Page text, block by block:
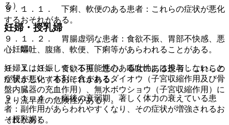
る）。
妊婦・授乳婦
（妊婦）
妊婦又は妊娠している可能性のある女性には投与しないこと
が望ましい（本剤に含まれるダイオウ（子宮収縮作用及び骨
盤内臓器の充血作用）、無水ボウショウ（子宮収縮作用）に
より流早産の危険性がある）。
（授乳婦）
９．１．１． 下痢、軟便のある患者：これらの症状が悪化
するおそれがある。
９．１．２． 胃腸虚弱な患者：食欲不振、胃部不快感、悪
心、嘔吐、腹痛、軟便、下痢等があらわれることがある。
９．１．３． 食欲不振、悪心、嘔吐のある患者：これらの
症状が悪化するおそれがある。
９．１．４． 病後の衰弱期、著しく体力の衰えている患
者：副作用があらわれやすくなり、その症状が増強されるお
それがある。